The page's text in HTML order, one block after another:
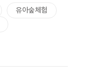
유아숲체험